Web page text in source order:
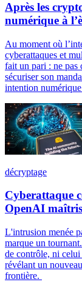
Après les
numérique à
Au moment où
cyberattaques et
fait un pari : ne pas
sécuriser son
intention
décryptage
Cyberattaque
OpenAI
L'intrusion menée
marque un
de contrôle, ni celui
révélant un
frontière.